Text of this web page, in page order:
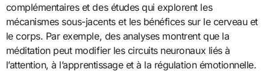
complémentaires et des études qui explorent les
mécanismes sous-jacents et les bénéfices sur le cerveau et
le corps. Par exemple, des analyses montrent que la
méditation peut modifier les circuits neuronaux liés à
l’attention, à l’apprentissage et à la régulation émotionnelle.